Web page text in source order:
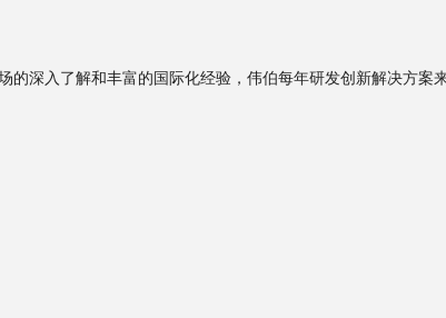
的深入了解和丰富的国际化经验，伟伯每年研发创新解决方案